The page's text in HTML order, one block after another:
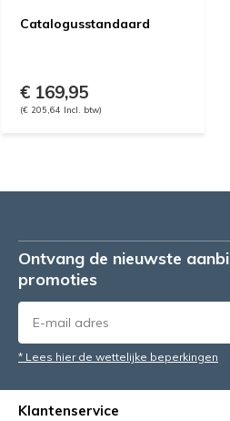
Catalogusstandaard
€ 169,95
(€ 205,64 Incl. btw)
Ontvang de nieuwste
promoties
* Lees hier de wettelijke beperkingen
Klantenservice